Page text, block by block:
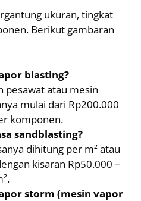
ukuran, tingkat
Berikut gambaran
blasting?
pesawat atau mesin
mulai dari Rp200.000
komponen.
sandblasting?
dihitung per m² atau
kisaran Rp50.000 –
storm (mesin vapor